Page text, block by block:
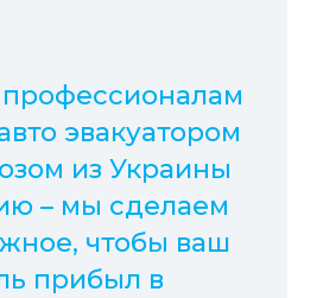
эвакуатором
из Украины
– мы сделаем
чтобы ваш
прибыл в